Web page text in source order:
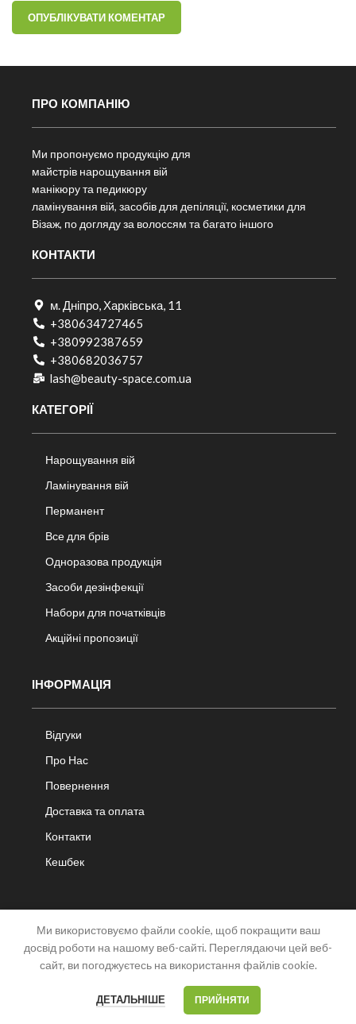
ПРО КОМПАНІЮ
Ми пропонуємо продукцію для
майстрів нарощування вій
манікюру та педикюру
ламінування вій, засобів для депіляції, косметики для
Візаж, по догляду за волоссям та багато іншого
КОНТАКТИ
м. Дніпро, Харківська, 11
+380634727465
+380992387659
+380682036757​
lash@beauty-space.com.ua
КАТЕГОРІЇ
Нарощування вій
Ламінування вій
Перманент
Все для брів
Одноразова продукція
Засоби дезінфекції
Набори для початківців
Акційні пропозиції
ІНФОРМАЦІЯ
Відгуки
Про Нас
Повернення
Доставка та оплата
Контакти
Кешбек
Ми використовуємо файли cookie, щоб покращити ваш
досвід роботи на нашому веб-сайті. Переглядаючи цей веб-
сайт, ви погоджуєтесь на використання файлів cookie.
ДЕТАЛЬНІШЕ ПРИЙНЯТИ
Мій акаунт